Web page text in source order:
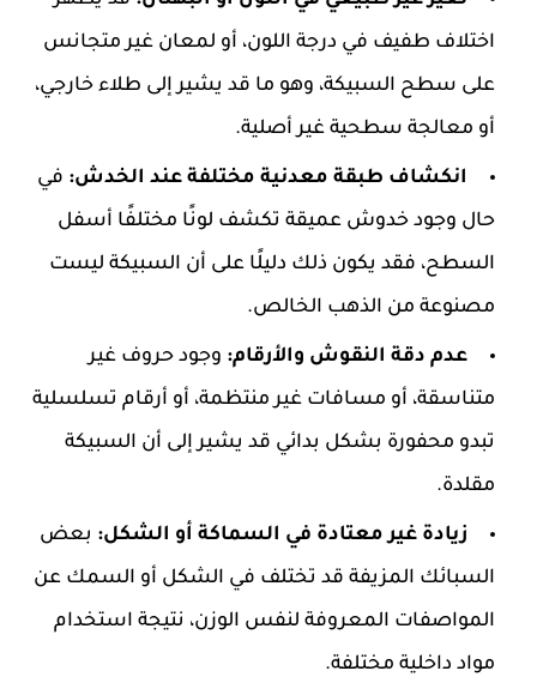
اختلاف طفيف في درجة اللون، أو لمعان غير متجانس
على سطح السبيكة، وهو ما قد يشير إلى طلاء خارجي،
أو معالجة سطحية غير أصلية.
انكشاف طبقة معدنية مختلفة عند الخدش: في
حال وجود خدوش عميقة تكشف لونًا مختلفًا أسفل
السطح، فقد يكون ذلك دليلًا على أن السبيكة ليست
مصنوعة من الذهب الخالص.
عدم دقة النقوش والأرقام: وجود حروف غير
متناسقة، أو مسافات غير منتظمة، أو أرقام تسلسلية
تبدو محفورة بشكل بدائي قد يشير إلى أن السبيكة
مقلدة.
زيادة غير معتادة في السماكة أو الشكل: بعض
السبائك المزيفة قد تختلف في الشكل أو السمك عن
المواصفات المعروفة لنفس الوزن، نتيجة استخدام
مواد داخلية مختلفة.